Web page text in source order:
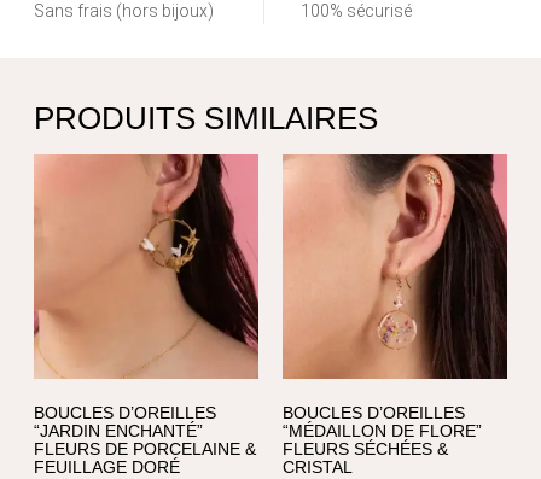
Sans frais (hors bijoux) 100% sécurisé
PRODUITS SIMILAIRES
BOUCLES D’OREILLES
“JARDIN ENCHANTÉ”
FLEURS DE PORCELAINE &
FEUILLAGE DORÉ
BOUCLES D’OREILLES
“MÉDAILLON DE FLORE”
FLEURS SÉCHÉES &
CRISTAL